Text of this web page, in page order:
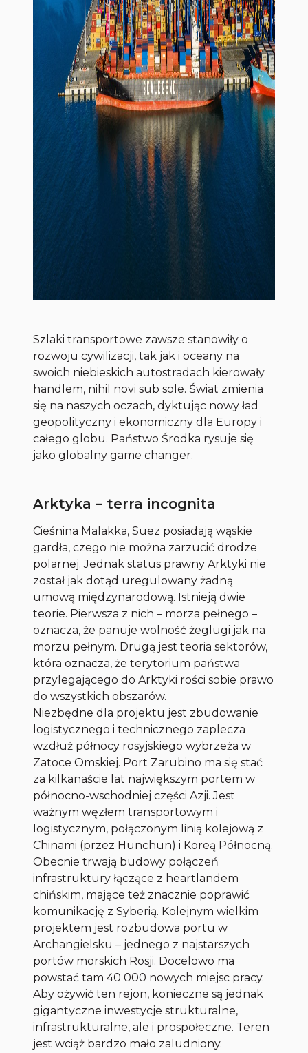
Szlaki transportowe zawsze stanowiły o
rozwoju cywilizacji, tak jak i oceany na
swoich niebieskich autostradach kierowały
handlem, nihil novi sub sole. Świat zmienia
się na naszych oczach, dyktując nowy ład
geopolityczny i ekonomiczny dla Europy i
całego globu. Państwo Środka rysuje się
jako globalny game changer.
Arktyka – terra incognita
Cieśnina Malakka, Suez posiadają wąskie
gardła, czego nie można zarzucić drodze
polarnej. Jednak status prawny Arktyki nie
został jak dotąd uregulowany żadną
umową międzynarodową. Istnieją dwie
teorie. Pierwsza z nich – morza pełnego –
oznacza, że panuje wolność żeglugi jak na
morzu pełnym. Drugą jest teoria sektorów,
która oznacza, że terytorium państwa
przylegającego do Arktyki rości sobie prawo
do wszystkich obszarów.
Niezbędne dla projektu jest zbudowanie
logistycznego i technicznego zaplecza
wzdłuż północy rosyjskiego wybrzeża w
Zatoce Omskiej. Port Zarubino ma się stać
za kilkanaście lat największym portem w
północno-wschodniej części Azji. Jest
ważnym węzłem transportowym i
logistycznym, połączonym linią kolejową z
Chinami (przez Hunchun) i Koreą Północną.
Obecnie trwają budowy połączeń
infrastruktury łączące z heartlandem
chińskim, mające też znacznie poprawić
komunikację z Syberią. Kolejnym wielkim
projektem jest rozbudowa portu w
Archangielsku – jednego z najstarszych
portów morskich Rosji. Docelowo ma
powstać tam 40 000 nowych miejsc pracy.
Aby ożywić ten rejon, konieczne są jednak
gigantyczne inwestycje strukturalne,
infrastrukturalne, ale i prospołeczne. Teren
jest wciąż bardzo mało zaludniony.